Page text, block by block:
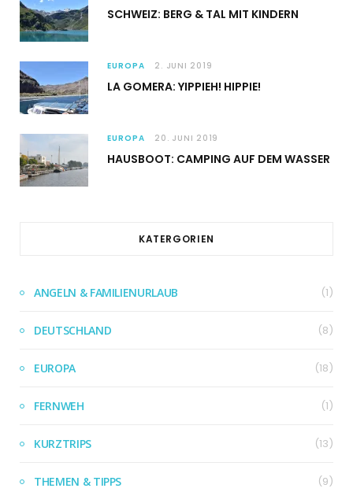
SCHWEIZ: BERG & TAL MIT KINDERN
EUROPA 2. JUNI 2019
LA GOMERA: YIPPIEH! HIPPIE!
EUROPA 20. JUNI 2019
HAUSBOOT: CAMPING AUF DEM WASSER
KATERGORIEN
ANGELN & FAMILIENURLAUB (1)
DEUTSCHLAND (8)
EUROPA (18)
FERNWEH (1)
KURZTRIPS (13)
THEMEN & TIPPS (9)